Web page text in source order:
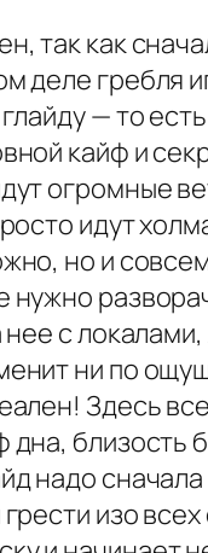
так как
деле гребля
— то
кайф и
огромные
идут
но и
с
ни по
Здесь
надо
изо